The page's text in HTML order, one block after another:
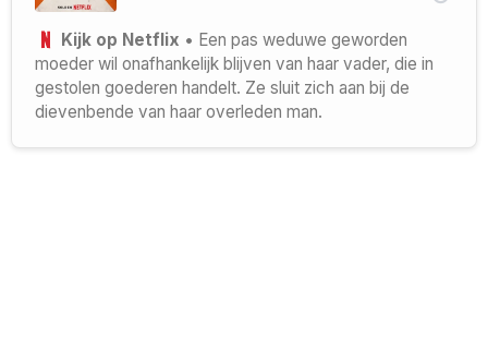
Kijk op Netflix • Een pas weduwe geworden
moeder wil onafhankelijk blijven van haar vader, die in
gestolen goederen handelt. Ze sluit zich aan bij de
dievenbende van haar overleden man.